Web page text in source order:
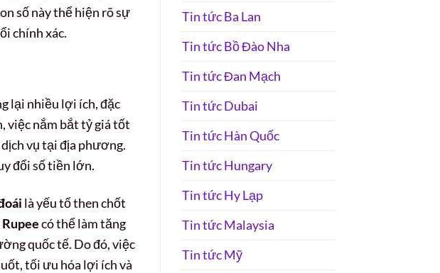
số này thể hiện rõ sự
chính xác.
lại nhiều lợi ích, đặc
việc nắm bắt tỷ giá tốt
vụ tại địa phương.
đổi số tiền lớn.
là yếu tố then chốt
có thể làm tăng
quốc tế. Do đó, việc
tối ưu hóa lợi ích và
Tin tức Ba Lan
Tin tức Bồ Đào Nha
Tin tức Đan Mạch
Tin tức Dubai
Tin tức Hàn Quốc
Tin tức Hungary
Tin tức Hy Lạp
Tin tức Malaysia
Tin tức Mỹ